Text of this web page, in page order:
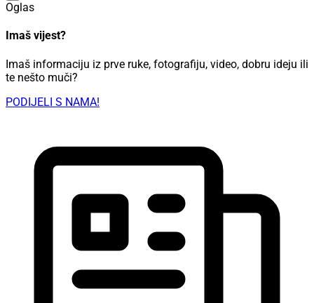
Oglas
Imaš vijest?
Imaš informaciju iz prve ruke, fotografiju, video, dobru ideju ili
te nešto muči?
PODIJELI S NAMA!